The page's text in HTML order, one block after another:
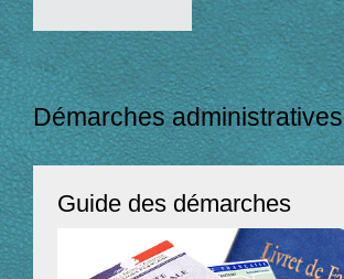
Démarches administratives
Guide des démarches